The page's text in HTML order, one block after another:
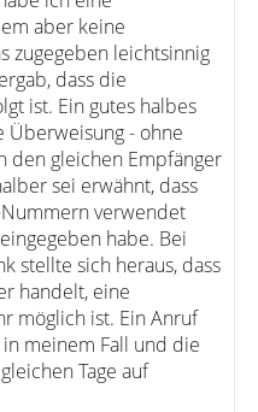
aber keine
zugegeben leichtsinnig
dass die
ist. Ein gutes halbes
Überweisung - ohne
den gleichen Empfänger
sei erwähnt, dass
verwendet
habe. Bei
stellte sich heraus, dass
handelt, eine
möglich ist. Ein Anruf
meinem Fall und die
Tage auf